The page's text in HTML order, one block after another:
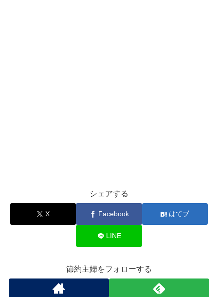
シェアする
X Facebook はてブ
LINE
節約主婦をフォローする